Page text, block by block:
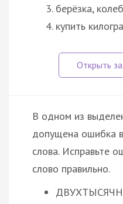
берёзка,
купить
В одном из
допущена ошибка
слова. Исправьте
слово правильно.